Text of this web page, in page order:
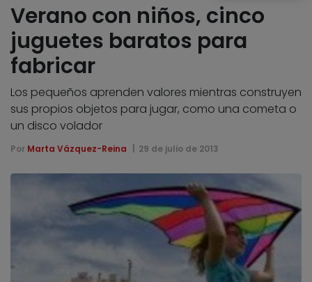
Verano con niños, cinco
juguetes baratos para
fabricar
Los pequeños aprenden valores mientras construyen
sus propios objetos para jugar, como una cometa o
un disco volador
Por Marta Vázquez-Reina 29 de julio de 2013